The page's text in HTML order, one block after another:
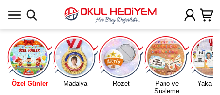
Özel Günler Madalya Rozet
Pano ve
Süsleme
Yaka
Uygulamada Aç